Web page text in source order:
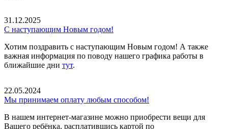
31.12.2025
С наступающим Новым годом!
Хотим поздравить с наступающим Новым годом! А также
важная информация по поводу нашего графика работы в
ближайшие дни тут.
22.05.2024
Мы принимаем оплату любым способом!
В нашем интернет-магазине можно приобрести вещи для
Вашего ребёнка, расплатившись картой по